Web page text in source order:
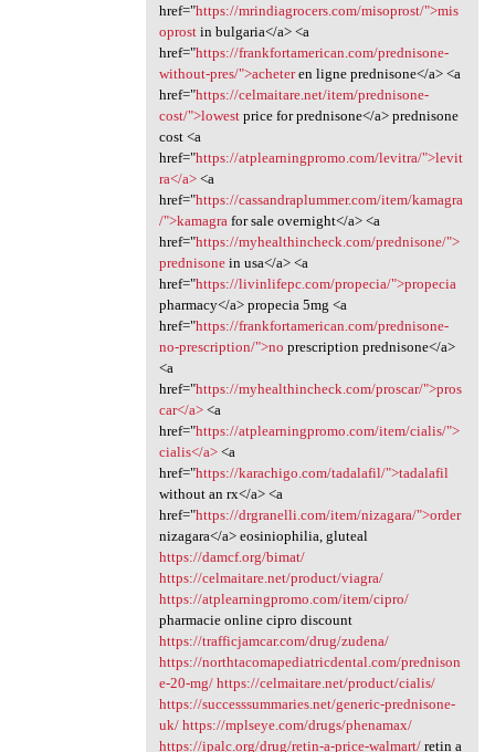
href="https://mrindiagrocers.com/misoprost/">mis
oprostin bulgaria</a> <a
href="https://frankfortamerican.com/prednisone-
without-pres/">acheteren ligne prednisone</a> <a
href="https://celmaitare.net/item/prednisone-
cost/">lowestprice for prednisone</a> prednisone
cost <a
href="https://atplearningpromo.com/levitra/">levit
ra</a><a
href="https://cassandraplummer.com/item/kamagra
/">kamagrafor sale overnight</a> <a
href="https://myhealthincheck.com/prednisone/">
prednisonein usa</a> <a
href="https://livinlifepc.com/propecia/">propecia
pharmacy</a> propecia 5mg <a
href="https://frankfortamerican.com/prednisone-
no-prescription/">no prescription prednisone</a>
<a
href="https://myhealthincheck.com/proscar/">pros
car</a><a
href="https://atplearningpromo.com/item/cialis/">
cialis</a><a
href="https://karachigo.com/tadalafil/">tadalafil
without an rx</a> <a
href="https://drgranelli.com/item/nizagara/">order
nizagara</a> eosiniophilia, gluteal
https://damcf.org/bimat/
https://celmaitare.net/product/viagra/
https://atplearningpromo.com/item/cipro/
pharmacie online cipro discount
https://trafficjamcar.com/drug/zudena/
https://northtacomapediatricdental.com/prednison
e-20-mg/ https://celmaitare.net/product/cialis/
https://successsummaries.net/generic-prednisone-
uk/ https://mplseye.com/drugs/phenamax/
https://ipalc.org/drug/retin-a-price-walmart/retin a